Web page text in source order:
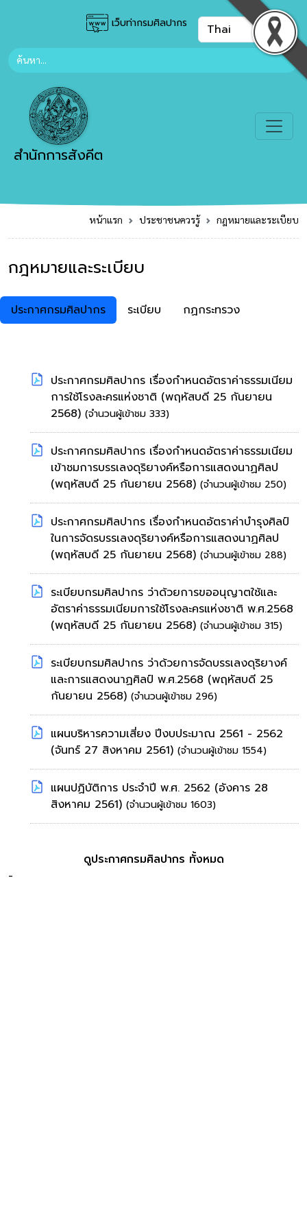
เว็บท่ากรมศิลปากร
สำนักการสังคีต
หน้าแรก ประชาชนควรรู้ กฎหมายและระเบียบ
กฎหมายและระเบียบ
ประกาศกรมศิลปากร ระเบียบ กฏกระทรวง
ประกาศกรมศิลปากร เรื่องกำหนดอัตราค่าธรรมเนียม
การใช้โรงละครแห่งชาติ (พฤหัสบดี 25 กันยายน
2568) (จำนวนผู้เข้าชม 333)
ประกาศกรมศิลปากร เรื่องกำหนดอัตราค่าธรรมเนียม
เข้าชมการบรรเลงดุริยางค์หรือการแสดงนาฏศิลป
(พฤหัสบดี 25 กันยายน 2568) (จำนวนผู้เข้าชม 250)
ประกาศกรมศิลปากร เรื่องกำหนดอัตราค่าบำรุงศิลป์
ในการจัดรบรรเลงดุริยางค์หรือการแสดงนาฏศิลป
(พฤหัสบดี 25 กันยายน 2568) (จำนวนผู้เข้าชม 288)
ระเบียบกรมศิลปากร ว่าด้วยการขออนุญาตใช้และ
อัตราค่าธรรมเนียมการใช้โรงละครแห่งชาติ พ.ศ.2568
(พฤหัสบดี 25 กันยายน 2568) (จำนวนผู้เข้าชม 315)
ระเบียบกรมศิลปากร ว่าด้วยการจัดบรรเลงดุริยางค์
และการแสดงนาฏศิลป์ พ.ศ.2568 (พฤหัสบดี 25
กันยายน 2568) (จำนวนผู้เข้าชม 296)
แผนบริหารความเสี่ยง ปีงบประมาณ 2561 - 2562
(จันทร์ 27 สิงหาคม 2561) (จำนวนผู้เข้าชม 1554)
แผนปฏิบัติการ ประจำปี พ.ศ. 2562 (อังคาร 28
สิงหาคม 2561) (จำนวนผู้เข้าชม 1603)
ดูประกาศกรมศิลปากร ทั้งหมด
-